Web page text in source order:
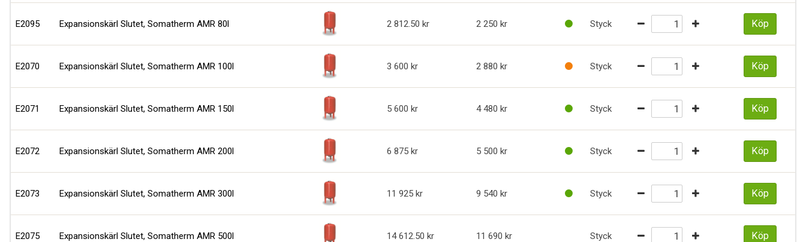
E2095 Expansionskärl Slutet, Somatherm AMR 80l 2 812.50 2 250 Styck Köp
E2070 Expansionskärl Slutet, Somatherm AMR 100l 3 600 2 880 Styck Köp
E2071 Expansionskärl Slutet, Somatherm AMR 150l 5 600 4 480 Styck Köp
E2072 Expansionskärl Slutet, Somatherm AMR 200l 6 875 5 500 Styck Köp
E2073 Expansionskärl Slutet, Somatherm AMR 300l 11 925 9 540 Styck Köp
E2075 Expansionskärl Slutet, Somatherm AMR 500l 14 612.50 11 690 Styck Köp